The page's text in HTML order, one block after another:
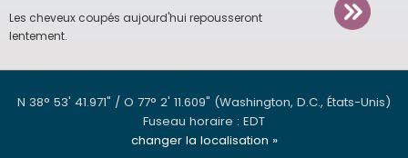
Les cheveux coupés aujourd'hui repousseront
lentement.
N 38° 53' 41.971" / O 77° 2' 11.609" (Washington, D.C., États-Unis)
Fuseau horaire : EDT
changer la localisation »